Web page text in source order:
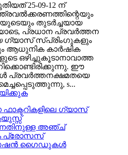
25-09-12 ന്
തുടർച്ചയായ
പ്രധാന പ്രവർത്തന
ഗ്യാസ് സ്പ്രിംഗുകളും
ആധുനിക കാർഷിക
ഒഴിച്ചുകൂടാനാവാത്ത
ഈ
പ്രവർത്തനക്ഷമതയെ
s...